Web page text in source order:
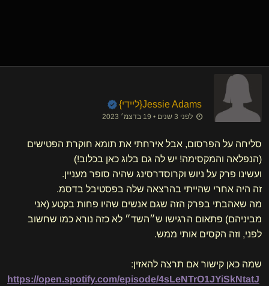
Jessie Adams
​{ליידי}
לפני 3 שנים • 19 בדצמ׳ 2023
סליחה על הפרסום, אבל אירחתי את תומא חוקרת הפטישים
(הנפלאה והמקסימה! יש לה גם בלוג כאן בכלוב!)
ועשינו פרק על ניוש וקרוסדרסינג שהיה סופר מעניין.
זה היה אחרי שהייתי בהרצאה שלה בפסטיבל בדסמ.
מה שאהבתי בפרק הזה שגם אנשים שהיו פחות בקטע (אני
מביניהם) פתאום הרגישו ש״השד״ לא כזה נורא כמו שחשוב
לפני, וזה הקסים אותי ממש.
שמה כאן קישור אם תרצה להאזין:
https://open.spotify.com/episode/4sLeNTrO1JYiSkNtatJ